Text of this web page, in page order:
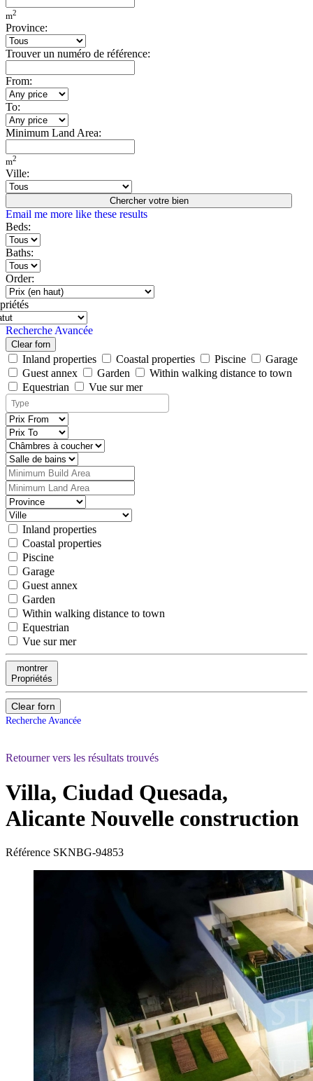
m2
Province:
Trouver un numéro de référence:
From:
To:
Minimum Land Area:
m2
Ville:
Chercher votre bien
Email me more like these results
Beds:
Baths:
Order:
Recherche Avancée
Clear forn
Inland properties Coastal properties Piscine
Garage
Guest annex
Garden
Within walking distance to town
Equestrian
Vue sur mer
Inland properties
Coastal properties
Piscine
Garage
Guest annex
Garden
Within walking distance to town
Equestrian
Vue sur mer
montrer
Propriétés
Clear forn
Recherche Avancée
Retourner vers les résultats trouvés
Villa, Ciudad Quesada,
Alicante Nouvelle construction
Référence SKNBG-94853